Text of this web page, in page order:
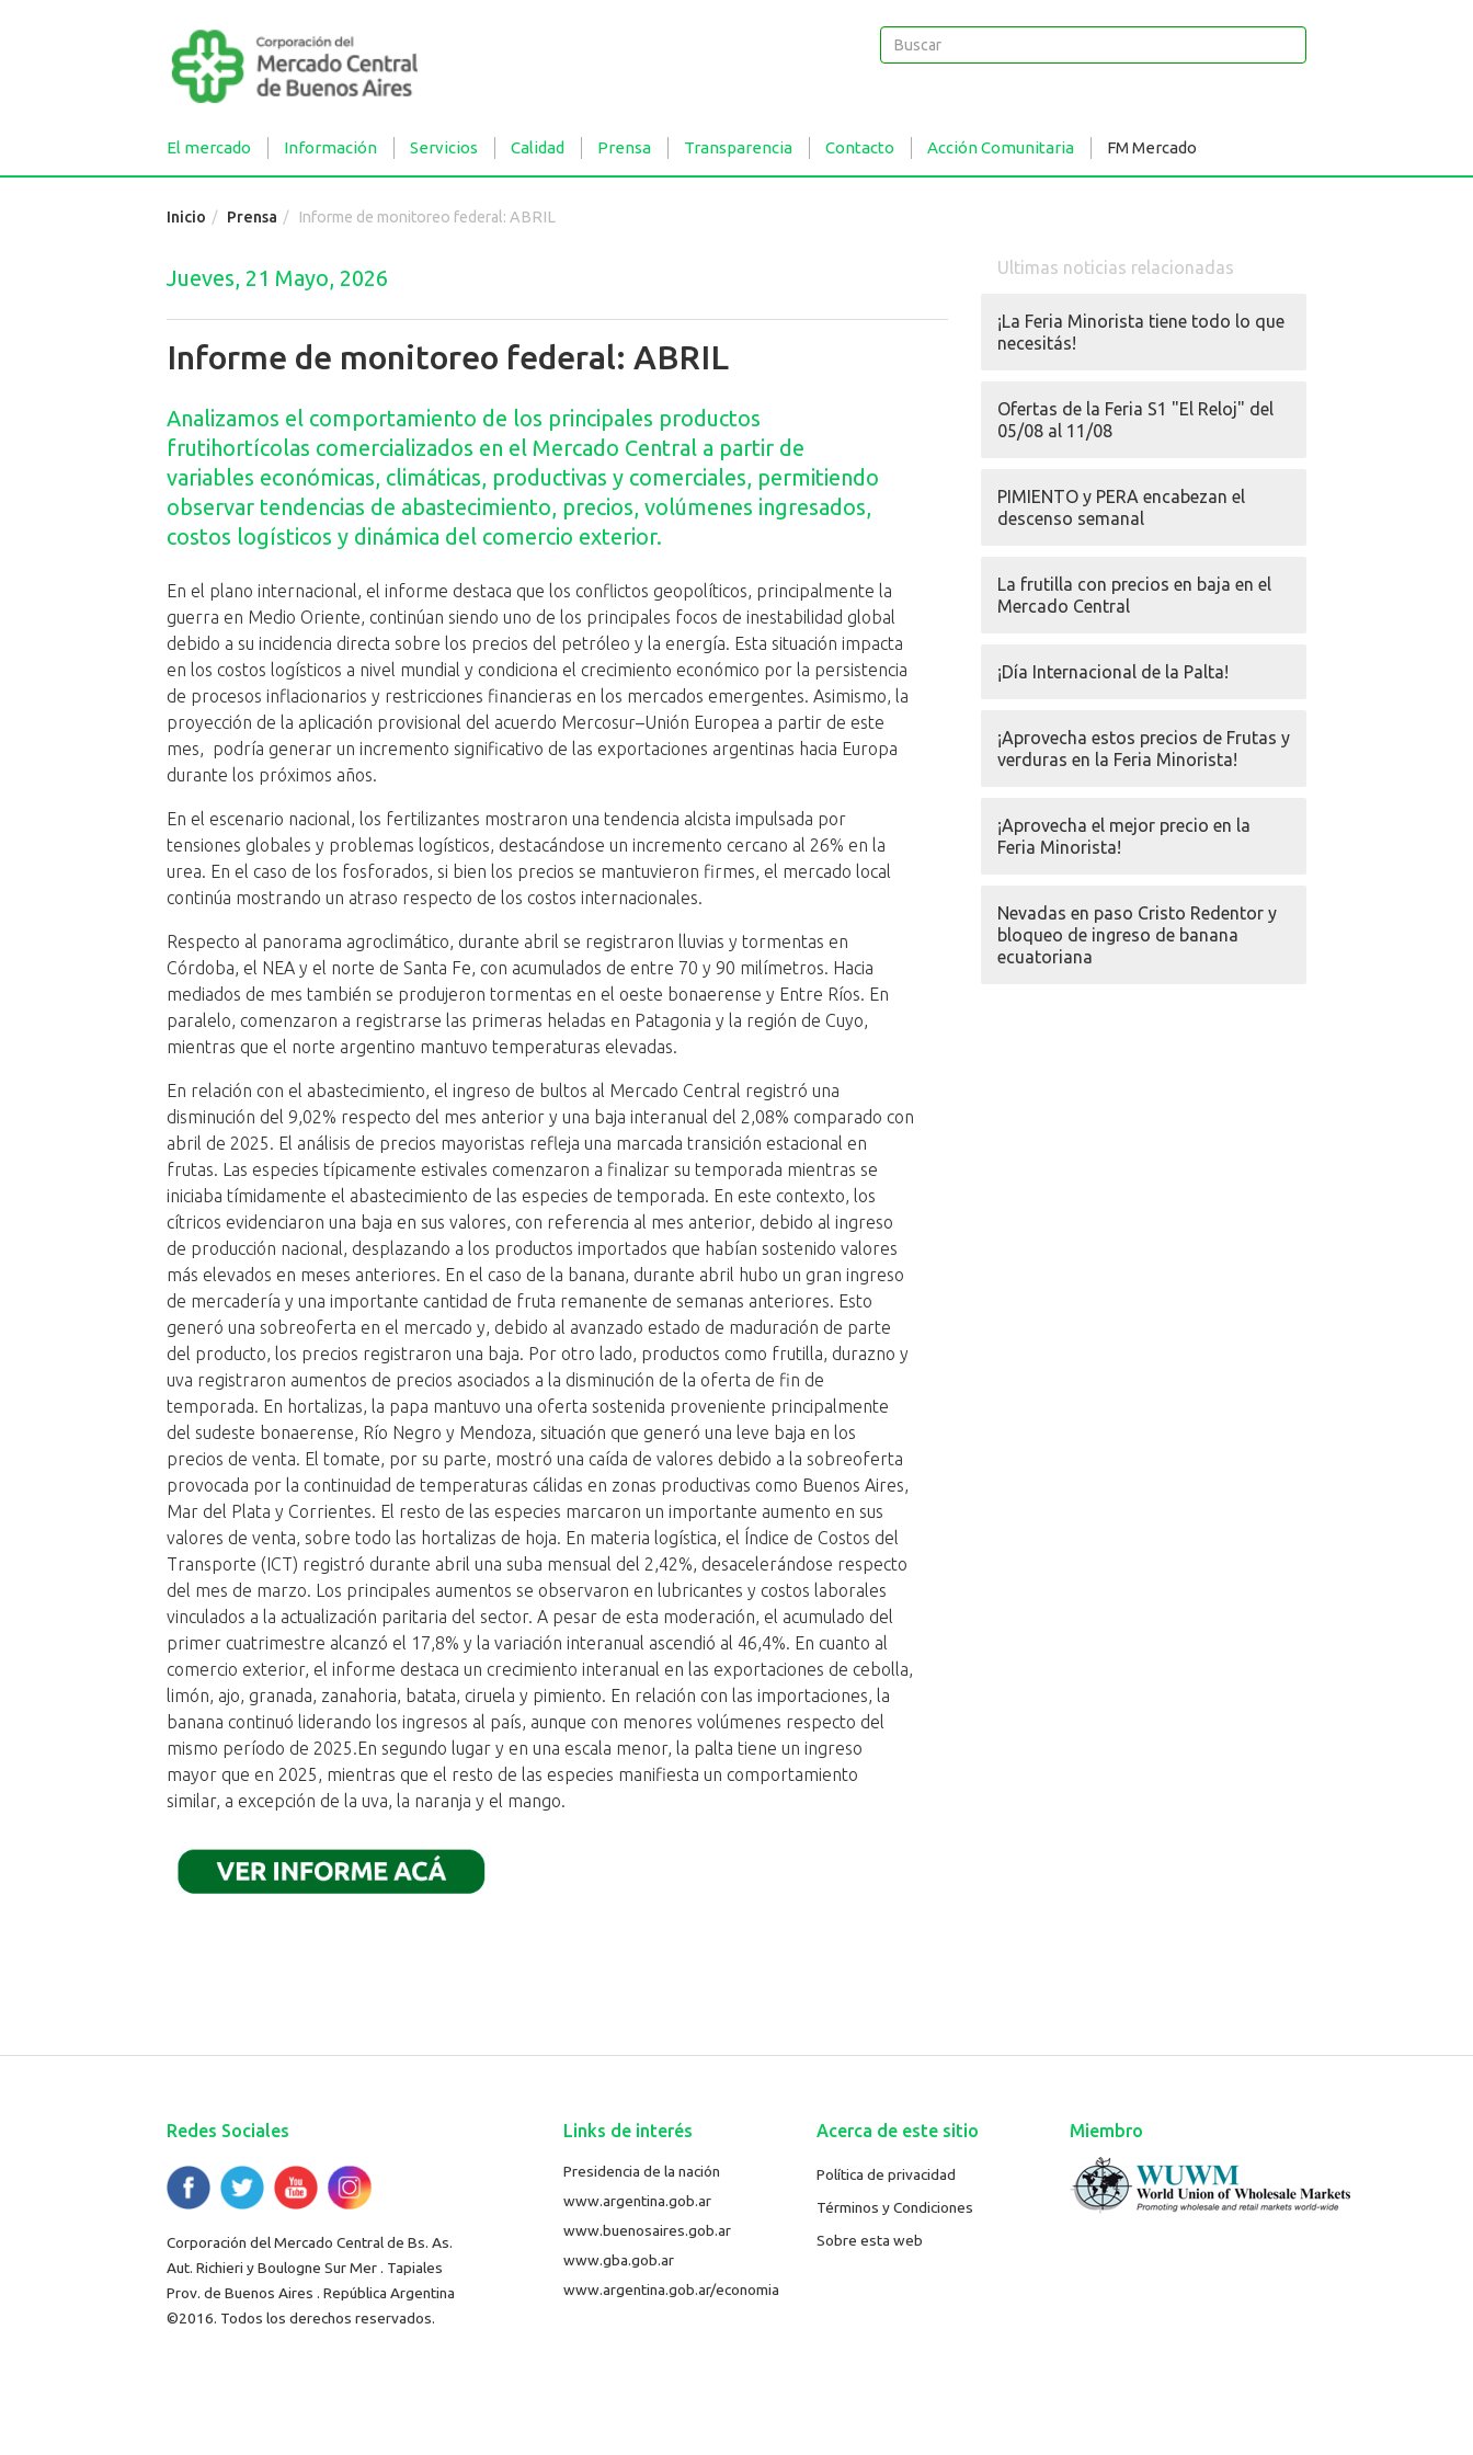
Buscar
Buscar
El mercado Información Servicios Calidad Prensa Transparencia Contacto Acción Comunitaria FM Mercado
Inicio Prensa Informe de monitoreo federal: ABRIL
Jueves, 21 Mayo, 2026
Informe de monitoreo federal: ABRIL
Analizamos el comportamiento de los principales productos
frutihortícolas comercializados en el Mercado Central a partir de
variables económicas, climáticas, productivas y comerciales, permitiendo
observar tendencias de abastecimiento, precios, volúmenes ingresados,
costos logísticos y dinámica del comercio exterior.
En el plano internacional, el informe destaca que los conflictos geopolíticos, principalmente la
guerra en Medio Oriente, continúan siendo uno de los principales focos de inestabilidad global
debido a su incidencia directa sobre los precios del petróleo y la energía. Esta situación impacta
en los costos logísticos a nivel mundial y condiciona el crecimiento económico por la persistencia
de procesos inflacionarios y restricciones financieras en los mercados emergentes. Asimismo, la
proyección de la aplicación provisional del acuerdo Mercosur–Unión Europea a partir de este
mes, podría generar un incremento significativo de las exportaciones argentinas hacia Europa
durante los próximos años.
En el escenario nacional, los fertilizantes mostraron una tendencia alcista impulsada por
tensiones globales y problemas logísticos, destacándose un incremento cercano al 26% en la
urea. En el caso de los fosforados, si bien los precios se mantuvieron firmes, el mercado local
continúa mostrando un atraso respecto de los costos internacionales.
Respecto al panorama agroclimático, durante abril se registraron lluvias y tormentas en
Córdoba, el NEA y el norte de Santa Fe, con acumulados de entre 70 y 90 milímetros. Hacia
mediados de mes también se produjeron tormentas en el oeste bonaerense y Entre Ríos. En
paralelo, comenzaron a registrarse las primeras heladas en Patagonia y la región de Cuyo,
mientras que el norte argentino mantuvo temperaturas elevadas.
En relación con el abastecimiento, el ingreso de bultos al Mercado Central registró una
disminución del 9,02% respecto del mes anterior y una baja interanual del 2,08% comparado con
abril de 2025. El análisis de precios mayoristas refleja una marcada transición estacional en
frutas. Las especies típicamente estivales comenzaron a finalizar su temporada mientras se
iniciaba tímidamente el abastecimiento de las especies de temporada. En este contexto, los
cítricos evidenciaron una baja en sus valores, con referencia al mes anterior, debido al ingreso
de producción nacional, desplazando a los productos importados que habían sostenido valores
más elevados en meses anteriores. En el caso de la banana, durante abril hubo un gran ingreso
de mercadería y una importante cantidad de fruta remanente de semanas anteriores. Esto
generó una sobreoferta en el mercado y, debido al avanzado estado de maduración de parte
del producto, los precios registraron una baja. Por otro lado, productos como frutilla, durazno y
uva registraron aumentos de precios asociados a la disminución de la oferta de fin de
temporada. En hortalizas, la papa mantuvo una oferta sostenida proveniente principalmente
del sudeste bonaerense, Río Negro y Mendoza, situación que generó una leve baja en los
precios de venta. El tomate, por su parte, mostró una caída de valores debido a la sobreoferta
provocada por la continuidad de temperaturas cálidas en zonas productivas como Buenos Aires,
Mar del Plata y Corrientes. El resto de las especies marcaron un importante aumento en sus
valores de venta, sobre todo las hortalizas de hoja. En materia logística, el Índice de Costos del
Transporte (ICT) registró durante abril una suba mensual del 2,42%, desacelerándose respecto
del mes de marzo. Los principales aumentos se observaron en lubricantes y costos laborales
vinculados a la actualización paritaria del sector. A pesar de esta moderación, el acumulado del
primer cuatrimestre alcanzó el 17,8% y la variación interanual ascendió al 46,4%. En cuanto al
comercio exterior, el informe destaca un crecimiento interanual en las exportaciones de cebolla,
limón, ajo, granada, zanahoria, batata, ciruela y pimiento. En relación con las importaciones, la
banana continuó liderando los ingresos al país, aunque con menores volúmenes respecto del
mismo período de 2025.En segundo lugar y en una escala menor, la palta tiene un ingreso
mayor que en 2025, mientras que el resto de las especies manifiesta un comportamiento
similar, a excepción de la uva, la naranja y el mango.
Ultimas noticias relacionadas
¡La Feria Minorista tiene todo lo que
necesitás!
Ofertas de la Feria S1 "El Reloj" del
05/08 al 11/08
PIMIENTO y PERA encabezan el
descenso semanal
La frutilla con precios en baja en el
Mercado Central
¡Día Internacional de la Palta!
¡Aprovecha estos precios de Frutas y
verduras en la Feria Minorista!
¡Aprovecha el mejor precio en la
Feria Minorista!
Nevadas en paso Cristo Redentor y
bloqueo de ingreso de banana
ecuatoriana
Redes Sociales
Corporación del Mercado Central de Bs. As.
Aut. Richieri y Boulogne Sur Mer . Tapiales
Prov. de Buenos Aires . República Argentina
©2016. Todos los derechos reservados.
Links de interés
Presidencia de la nación
www.argentina.gob.ar
www.buenosaires.gob.ar
www.gba.gob.ar
www.argentina.gob.ar/economia
Acerca de este sitio
Política de privacidad
Términos y Condiciones
Sobre esta web
Miembro